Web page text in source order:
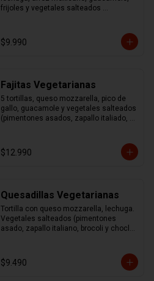
frijoles y vegetales salteados
$9.990
Fajitas Vegetarianas
5 tortillas, queso mozzarella, pico de
gallo, guacamole y vegetales salteados
(pimentones asados, zapallo italiado,
$12.990
Quesadillas Vegetarianas
Tortilla con queso mozzarella, lechuga.
Vegetales salteados (pimentones
asado, zapallo italiano, brocoli y choclo)
$9.490